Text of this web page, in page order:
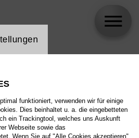
Cookie
funktioniert, verwenden wir für einige
Dies beinhaltet u. a. die eingebetteten
ein Trackingtool, welches uns Auskunft
Webseite sowie das
Wenn Sie auf "Alle Cookies akzeptieren"